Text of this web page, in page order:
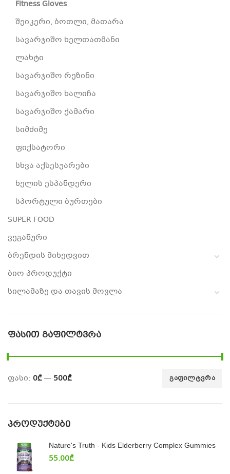
Fitness Gloves
შეიკერი, ბოთლი, მათარა
სავარჯიშო ხელთათმანი
ლახტი
სავარჯიშო რეზინი
სავარჯიშო ხალიჩა
სავარჯიშო ქამარი
სიმძიმე
ფიქსატორი
სხვა აქსესუარები
ხელის ესპანდერი
სპორტული ბურთები
SUPER FOOD
ვეგანური
ბრენდის მიხედვით
ბიო პროდუქტი
სილამაზე და თავის მოვლა
ᲤᲐᲡᲘᲗ ᲒᲐᲤᲘᲚᲢᲕᲠᲐ
ᲒᲐᲤᲘᲚᲢᲕᲠᲐ
ფასი: 0₾— 500₾
ᲞᲠᲝᲓᲣᲥᲢᲔᲑᲘ
Nature's Truth - Kids Elderberry Complex Gummies
55.00₾